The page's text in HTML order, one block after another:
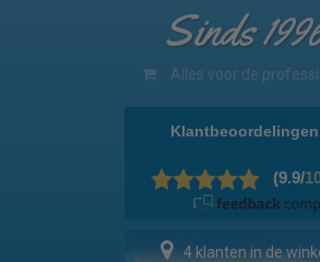
Sinds
100%
4 klanten in de